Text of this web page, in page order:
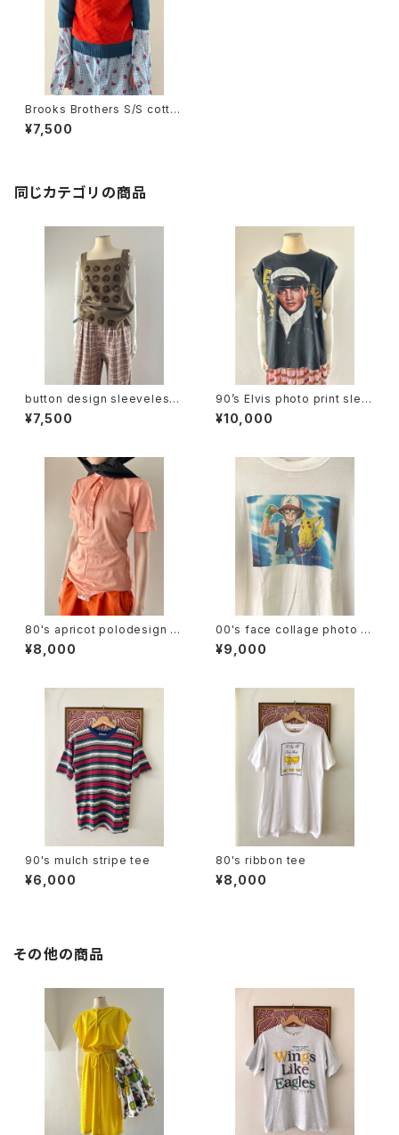
Brooks Brothers S/S cotto
n sweater
¥7,500
同じカテゴリの商品
button design sleeveless
tops
¥7,500
90’s Elvis photo print slee
veless tee
¥10,000
80's apricot polodesign S/
S bodysuit
¥8,000
00's face collage photo te
e
¥9,000
90's mulch stripe tee
¥6,000
80's ribbon tee
¥8,000
その他の商品